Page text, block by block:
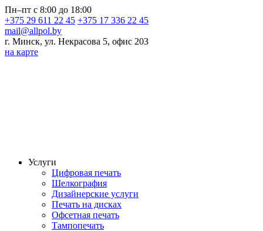
Пн–пт с 8:00 до 18:00
+375 29 611 22 45 +375 17 336 22 45
mail@allpol.by
г. Минск, ул. Некрасова 5, офис 203
на карте
Услуги
Цифровая печать
Шелкография
Дизайнерские услуги
Печать на дисках
Офсетная печать
Тампопечать